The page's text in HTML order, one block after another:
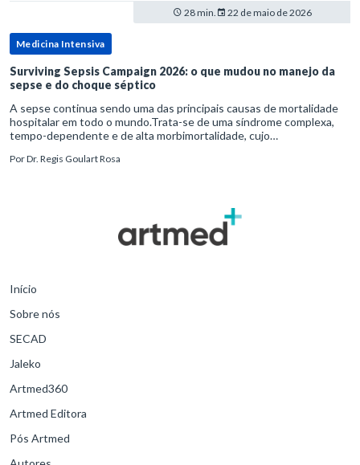
28 min. 22 de maio de 2026
Medicina Intensiva
Surviving Sepsis Campaign 2026: o que mudou no manejo da
sepse e do choque séptico
A sepse continua sendo uma das principais causas de mortalidade
hospitalar em todo o mundo.Trata-se de uma síndrome complexa,
tempo-dependente e de alta morbimortalidade, cujo
para o desfe
PorDr. Regis Goulart Rosa
Início
Sobre nós
SECAD
Jaleko
Artmed360
Artmed Editora
Pós Artmed